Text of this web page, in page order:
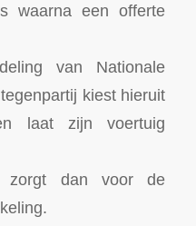
waarna een offerte
van Nationale
kiest hieruit
laat zijn voertuig
zorgt dan voor de